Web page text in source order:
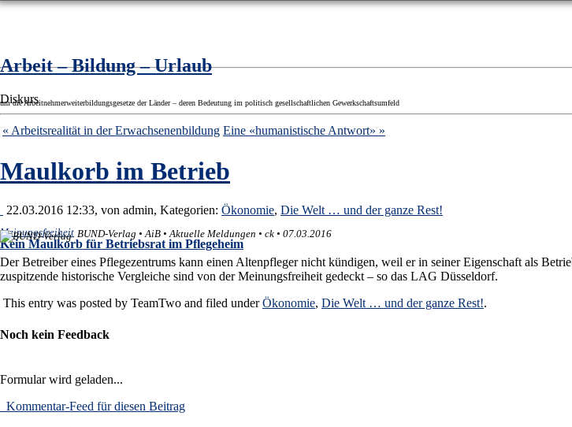
Arbeit – Bildung – Urlaub
Diskurs
um die Arbeitnehmerweiterbildungsgesetze der Länder – deren Bedeutung im politisch gesellschaftlichen Gewerkschaftsumfeld
« Arbeitsrealität in der Erwachsenenbildung Eine «humanistische Antwort» »
Maulkorb im Betrieb
22.03.2016 12:33, von admin, Kategorien: Ökonomie, Die Welt … und der ganze Rest!
BUND-Verlag • AiB • Aktuelle Meldungen • ck • 07.03.2016
Meinungsfreiheit
Kein Maulkorb für Betriebsrat im Pflegeheim
Der Betreiber eines Pflegezentrums kann einen Altenpfleger nicht kündigen, weil er in seiner Eigenschaft als
zuspitzende historische Vergleiche sind von der Meinungsfreiheit gedeckt – so das LAG Düsseldorf.
This entry was posted by TeamTwo and filed underÖkonomie, Die Welt … und der ganze Rest!.
Noch kein Feedback
Formular wird geladen...
Kommentar-Feed für diesen Beitrag